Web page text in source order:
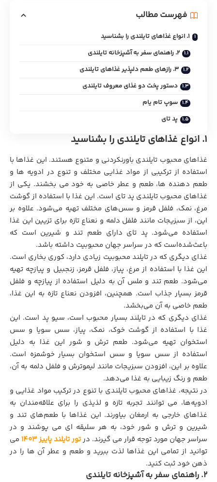
فهرست مطالب
۱. انواع غذاهای تایلندی را بشناسید
۲. راهنمای سفر به آشپزخانه تایلندی
۳. رازهای طعم دلپذیر غذاهای تایلندی
دستور پخت دو غذای معروف تایلندی
سوپ تام یام
پد تای
۱. انواع غذاهای تایلندی را بشناسید
غذاهای محبوب تایلندی باورنکردنی و متنوع هستند. این غذاها با
استفاده از ترکیبی از مواد غذایی مختلف و تنوع در ادویه‌ ها و
طعم‌ دهنده‌ ها، طعم و عطر خاصی به خود می‌ بخشند. یکی از
غذاهای محبوب تایلندی پد تای است. این غذا با استفاده از گوشت
مرغ، نمک، فلفل قرمز و سس‌های مختلف تهیه می‌شود. علاوه بر
این، از سبزیجات مانند فلفل دلمه و نعناع تازه برای تزیین این غذا
استفاده می‌شود. پد تای دارای طعم تند و شیرین است که
باعث‌شده‌است که در سراسر جهان محبوبیت داشته باشد.
غذای دیگری که در تایلند محبوبیت زیادی دارد، کوری بخاری است.
این غذا با استفاده از مرغ، پیاز، فلفل قرمز، زنجبیل و پیازچه تهیه
می‌شود. طعم تند و ملس آن به دلیل استفاده از پیازچه و فلفل
قرمز بسیار جذاب است. همچنین، افزودن نعناع تازه به این غذا،
طعم خاصی به آن می‌بخشد.
غذای دیگری که در تایلند بسیار محبوب است، سیو پد است. این
غذا با استفاده از گوشت خوک، نمک، پیاز، سس سویا و سس
استخوان تهیه می‌شود. طعم ترش و شور این غذا به دلیل
استفاده از سس سویا و سس استخوان بسیار خوشمزه است.
علاوه بر این، افزودن سبزیجات مانند لیموترش و فلفل دلمه به آن،
طعم و رنگ زیبایی به غذا می‌دهد.
در نتیجه، غذاهای محبوب تایلندی با تنوع در ترکیب مواد غذایی و
ادویه‌ها، می‌ توانند تجربه تازه و لذیذی را برای علاقه‌مندان به
غذاهای خارجی به ارمغان بیاورند. این غذاها با طعم‌های تند و
شیرین و ترش و شور خود، به هر سلیقه‌ ای می‌ پوشند و در
سراسر جهان مورد توجه قرار می‌ گیرند. درتور تایلند پاییز ۱۴۰۳
می
توانید از تمامی این غذاها لذت ببرید و طعم و عطر آن ها را در
ذهن خود ثبت کنید.
۲. راهنمای سفر به آشپزخانه تایلندی